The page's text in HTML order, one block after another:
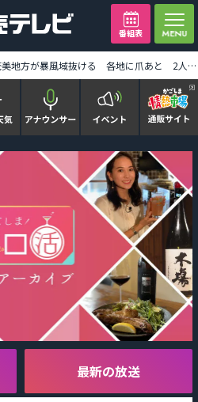
番組表
H3ロケット9号機の打ち上げが11日に延期 [2026-08-08 14:13:00]
最新の放送